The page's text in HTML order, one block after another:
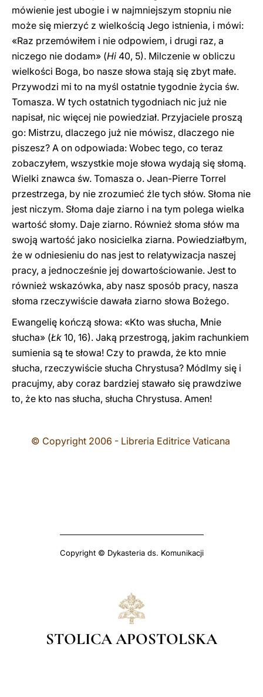
mówienie jest ubogie i w najmniejszym stopniu nie
może się mierzyć z wielkością Jego istnienia, i mówi:
«Raz przemówiłem i nie odpowiem, i drugi raz, a
niczego nie dodam» (Hi 40, 5). Milczenie w obliczu
wielkości Boga, bo nasze słowa stają się zbyt małe.
Przywodzi mi to na myśl ostatnie tygodnie życia św.
Tomasza. W tych ostatnich tygodniach nic już nie
napisał, nic więcej nie powiedział. Przyjaciele proszą
go: Mistrzu, dlaczego już nie mówisz, dlaczego nie
piszesz? A on odpowiada: Wobec tego, co teraz
zobaczyłem, wszystkie moje słowa wydają się słomą.
Wielki znawca św. Tomasza o. Jean-Pierre Torrel
przestrzega, by nie zrozumieć źle tych słów. Słoma nie
jest niczym. Słoma daje ziarno i na tym polega wielka
wartość słomy. Daje ziarno. Również słoma słów ma
swoją wartość jako nosicielka ziarna. Powiedziałbym,
że w odniesieniu do nas jest to relatywizacja naszej
pracy, a jednocześnie jej dowartościowanie. Jest to
również wskazówka, aby nasz sposób pracy, nasza
słoma rzeczywiście dawała ziarno słowa Bożego.
Ewangelię kończą słowa: «Kto was słucha, Mnie
słucha» (Łk 10, 16). Jaką przestrogą, jakim rachunkiem
sumienia są te słowa! Czy to prawda, że kto mnie
słucha, rzeczywiście słucha Chrystusa? Módlmy się i
pracujmy, aby coraz bardziej stawało się prawdziwe
to, że kto nas słucha, słucha Chrystusa. Amen!
© Copyright 2006 - Libreria Editrice Vaticana
Copyright © Dykasteria ds. Komunikacji
STOLICA APOSTOLSKA